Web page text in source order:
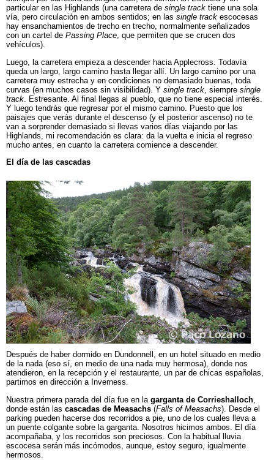
particular en las Highlands (una carretera de single track tiene una sola
vía, pero circulación en ambos sentidos; en las single track escocesas
hay ensanchamientos de trecho en trecho, normalmente señalizados
con un cartel de Passing Place, que permiten que se crucen dos
vehículos).
Luego, la carretera empieza a descender hacia Applecross. Todavía
queda un largo, largo camino hasta llegar allí. Un largo camino por una
carretera muy estrecha y en condiciones no demasiado buenas, toda
curvas (en muchos casos sin visibilidad). Y single track , siempre single
track . Estresante. Al final llegas al pueblo, que no tiene especial interés.
Y luego tendrás que regresar por el mismo camino. Puesto que los
paisajes que verás durante el descenso (y el posterior ascenso) no te
van a sorprender demasiado si llevas varios días viajando por las
Highlands, mi recomendación es clara: da la vuelta e inicia el regreso
mucho antes, en cuanto la carretera comience a descender.
El día de las cascadas
Después de haber dormido en Dundonnell, en un hotel situado en medio
de la nada (eso sí, en medio de una nada muy hermosa), donde nos
atendieron, en la recepción y el restaurante, un par de chicas españolas,
partimos en dirección a Inverness.
Nuestra primera parada del día fue en la garganta de Corrieshalloch
donde están las cascadas de Measachs (Falls of Measachs). Desde el
parking pueden hacerse dos recorridos a pie, uno de los cuales lleva a
un puente colgante sobre la garganta. Nosotros hicimos ambos. El día
acompañaba, y los recorridos son preciosos. Con la habitual lluvia
escocesa serán más incómodos, aunque, estoy seguro, igualmente
hermosos.